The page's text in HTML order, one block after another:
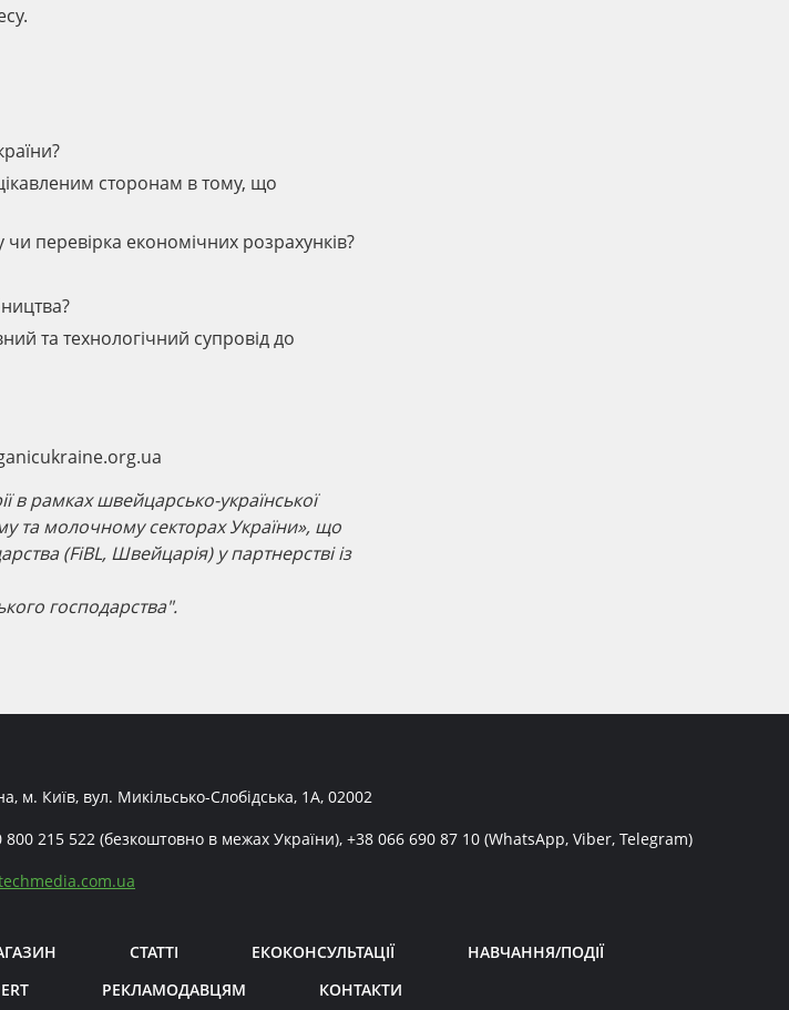
сторонам в тому, що
перевірка економічних розрахунків?
та технологічний супровід до
в рамках швейцарсько-української
та молочному секторах України», що
(FiBL, Швейцарія) у партнерстві із
господарства".
м. Київ, вул. Микільсько-Слобідська, 1А, 02002
800 215 522 (безкоштовно в межах України), +38 066 690 87 10 (WhatsApp, Viber, Telegram)
СТАТТІ ЕКОКОНСУЛЬТАЦІЇ
НАВЧАННЯ/ПОДІЇ
РЕКЛАМОДАВЦЯМ КОНТАКТИ